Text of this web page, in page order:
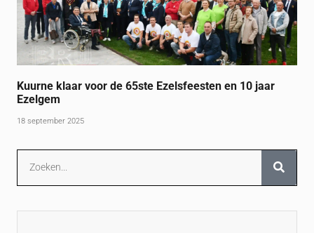
Kuurne klaar voor de 65ste Ezelsfeesten en 10 jaar
Ezelgem
18 september 2025